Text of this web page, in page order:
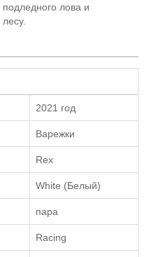
лова и
2021 год
Варежки
Rex
White (Белый)
пара
Racing